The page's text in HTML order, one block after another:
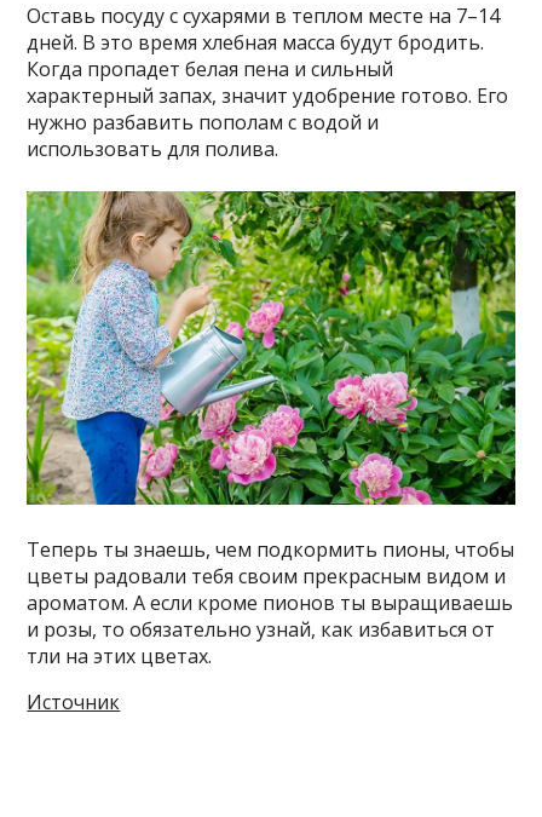
Оставь посуду с сухарями в теплом месте на 7–14
дней. В это время хлебная масса будут бродить.
Когда пропадет белая пена и сильный
характерный запах, значит удобрение готово. Его
нужно разбавить пополам с водой и
использовать для полива.
Теперь ты знаешь, чем подкормить пионы, чтобы
цветы радовали тебя своим прекрасным видом и
ароматом. А если кроме пионов ты выращиваешь
и розы, то обязательно узнай, как избавиться от
тли на этих цветах.
Источник